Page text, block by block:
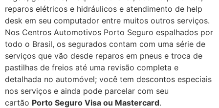
reparos elétricos e hidráulicos e atendimento de help
desk em seu computador entre muitos outros serviços.
Nos Centros Automotivos Porto Seguro espalhados por
todo o Brasil, os segurados contam com uma série de
serviços que vão desde reparos em pneus e troca de
pastilhas de freios até uma revisão completa e
detalhada no automóvel; você tem descontos especiais
nos serviços e ainda pode parcelar com seu
cartão Porto Seguro Visa ou Mastercard.